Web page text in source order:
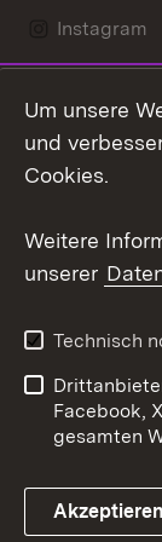
Instagram
Mastodon
Youtube
Link zum
Kontakt
Barrierefreiheit
Impressum
Um unsere
und
Cookies.
Weitere
unserer
Technisch
Facebook,
gesamten
Akzeptieren